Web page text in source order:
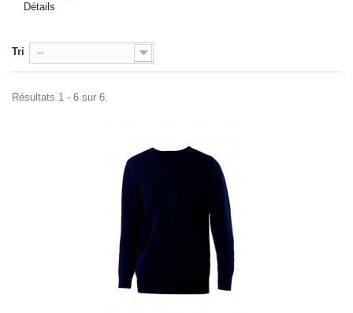
Détails
Tri --
Résultats 1 - 6 sur 6.